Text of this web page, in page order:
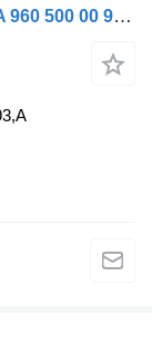
Mercedes-Benz Actros MP4 Mercedes A 960 500 00 93 oliekoeler voor trekker